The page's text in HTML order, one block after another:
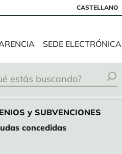
CASTELLANO
SEDE ELECTRÓNICA
y SUBVENCIONES
concedidas